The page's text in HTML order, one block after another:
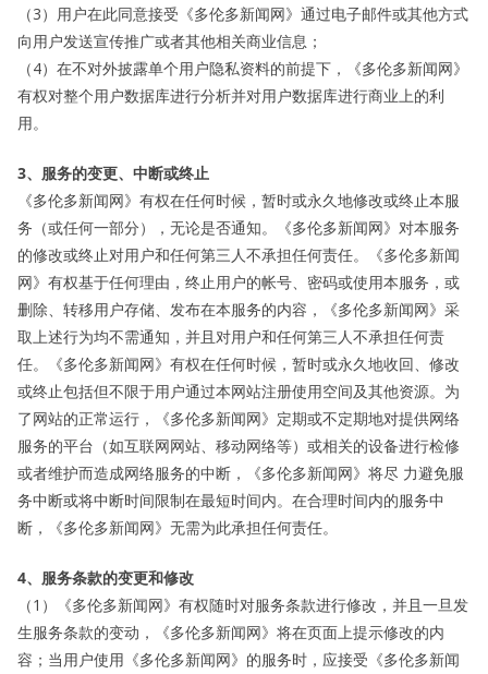
（3）用户在此同意接受《多伦多新闻网》通过电子邮件或其他方式
向用户发送宣传推广或者其他相关商业信息；
（4）在不对外披露单个用户隐私资料的前提下，《多伦多新闻网》
有权对整个用户数据库进行分析并对用户数据库进行商业上的利
用。
3、服务的变更、中断或终止
《多伦多新闻网》有权在任何时候，暂时或永久地修改或终止本服
务（或任何一部分），无论是否通知。《多伦多新闻网》对本服务
的修改或终止对用户和任何第三人不承担任何责任。《多伦多新闻
网》有权基于任何理由，终止用户的帐号、密码或使用本服务，或
删除、转移用户存储、发布在本服务的内容，《多伦多新闻网》采
取上述行为均不需通知，并且对用户和任何第三人不承担任何责
任。《多伦多新闻网》有权在任何时候，暂时或永久地收回、修改
或终止包括但不限于用户通过本网站注册使用空间及其他资源。为
了网站的正常运行，《多伦多新闻网》定期或不定期地对提供网络
服务的平台（如互联网网站、移动网络等）或相关的设备进行检修
或者维护而造成网络服务的中断，《多伦多新闻网》将尽 力避免服
务中断或将中断时间限制在最短时间内。在合理时间内的服务中
断，《多伦多新闻网》无需为此承担任何责任。
4、服务条款的变更和修改
（1）《多伦多新闻网》有权随时对服务条款进行修改，并且一旦发
生服务条款的变动，《多伦多新闻网》将在页面上提示修改的内
容；当用户使用《多伦多新闻网》的服务时，应接受《多伦多新闻